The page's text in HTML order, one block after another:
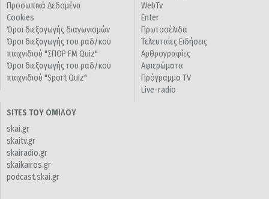
Προσωπικά Δεδομένα
Cookies
Όροι διεξαγωγής διαγωνισμών
Όροι διεξαγωγής του ραδ/κού
παιχνιδιού "ΣΠΟΡ FM Quiz"
Όροι διεξαγωγής του ραδ/κού
παιχνιδιού "Sport Quiz"
WebTv
Enter
Πρωτοσέλιδα
Τελευταίες Ειδήσεις
Αρθρογραφίες
Αφιερώματα
Πρόγραμμα TV
Live-radio
SITES ΤΟΥ ΟΜΙΛΟΥ
skai.gr
skaitv.gr
skairadio.gr
skaikairos.gr
podcast.skai.gr